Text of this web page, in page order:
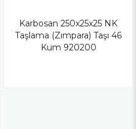
Karbosan 250x25x25 NK
Taşlama (Zımpara) Taşı 46
Kum 920200